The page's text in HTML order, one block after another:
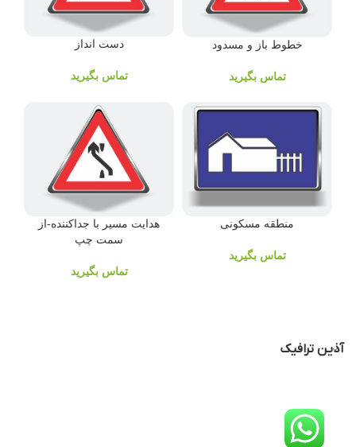
خطوط باز و مسدود
تماس بگیرید
دست انداز
تماس بگیرید
منطقه مسکونی
تماس بگیرید
هدایت مسیر با جداکننده-از
سمت چپ
تماس بگیرید
آذین ترافیک